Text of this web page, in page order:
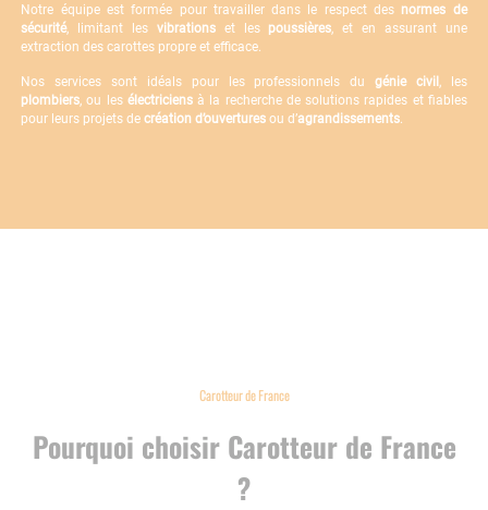
Notre équipe est formée pour travailler dans le respect des normes de
sécurité, limitant les vibrationset les poussières, et en assurant une
extraction des carottes propre et efficace.
Nos services sont idéals pour les professionnels dugénie civil, les
plombiers, ou les électriciensà la recherche de solutions rapides et fiables
pour leurs projets decréation d’ouvertures ou d’agrandissements.
Carotteur de France
Pourquoi choisir Carotteur de France
?